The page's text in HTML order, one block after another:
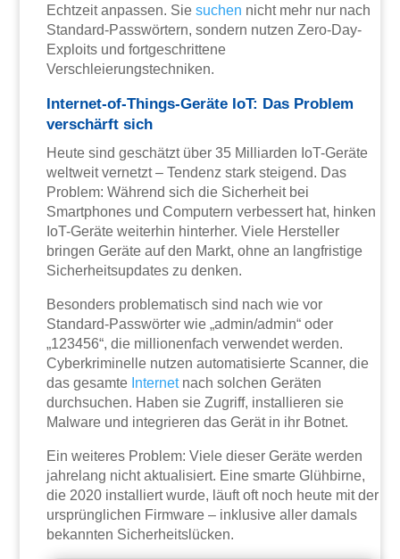
Echtzeit anpassen. Siesuchen nicht mehr nur nach
Standard-Passwörtern, sondern nutzen Zero-Day-
Exploits und fortgeschrittene
Verschleierungstechniken.
Internet-of-Things-Geräte IoT: Das Problem
verschärft sich
Heute sind geschätzt über 35 Milliarden IoT-Geräte
weltweit vernetzt – Tendenz stark steigend. Das
Problem: Während sich die Sicherheit bei
Smartphones und Computern verbessert hat, hinken
IoT-Geräte weiterhin hinterher. Viele Hersteller
bringen Geräte auf den Markt, ohne an langfristige
Sicherheitsupdates zu denken.
Besonders problematisch sind nach wie vor
Standard-Passwörter wie „admin/admin“ oder
„123456“, die millionenfach verwendet werden.
Cyberkriminelle nutzen automatisierte Scanner, die
das gesamte Internetnach solchen Geräten
durchsuchen. Haben sie Zugriff, installieren sie
Malware und integrieren das Gerät in ihr Botnet.
Ein weiteres Problem: Viele dieser Geräte werden
jahrelang nicht aktualisiert. Eine smarte Glühbirne,
die 2020 installiert wurde, läuft oft noch heute mit der
ursprünglichen Firmware – inklusive aller damals
bekannten Sicherheitslücken.